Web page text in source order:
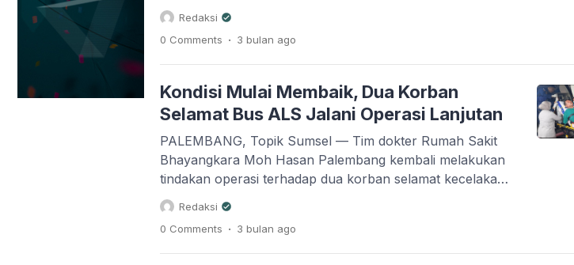
Musi Rawas Utara, akhirnya meninggal dunia setelah
sembilan hari menjalani perawatan intensif di RS
Bhayangkara Moh Hasan Palembang. Korban
menghembuskan napas terakhir pada Jumat (15/5/2026)
pagi setelah sebelumnya mengalami luka bakar berat […]
Redaksi
0 Comments . 3 bulan ago
Kondisi Mulai Membaik, Dua Korban
Selamat Bus ALS Jalani Operasi Lanjutan
PALEMBANG, Topik Sumsel — Tim dokter Rumah Sakit
Bhayangkara Moh Hasan Palembang kembali melakukan
tindakan operasi terhadap dua korban selamat kecelakaan
maut Bus Antar Lintas Sumatera (ALS) dengan truk tangki
BBM di Kabupaten Musi Rawas Utara, Senin (11/5/2026).
Kedua korban, Ngadiono (44) dan Jumiatun (34),
menjalani operasi lanjutan berupa debridement atau
Redaksi
0 Comments . 3 bulan ago